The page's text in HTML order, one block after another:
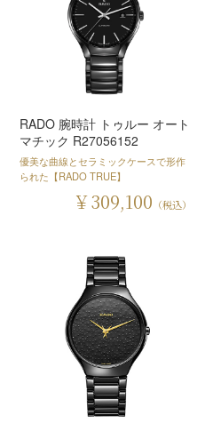
RADO 腕時計 トゥルー オート
マチック R27056152
優美な曲線とセラミックケースで形作
られた【RADO TRUE】
￥309,100 （税込）